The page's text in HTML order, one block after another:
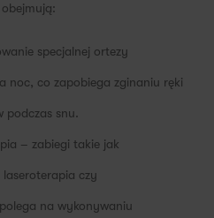
specjalnej ortezy
noc, co zapobiega zginaniu ręki
podczas snu.
– zabiegi takie jak
czy
na wykonywaniu